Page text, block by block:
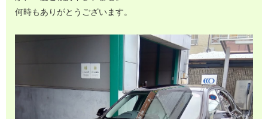
何時もありがとうございます。